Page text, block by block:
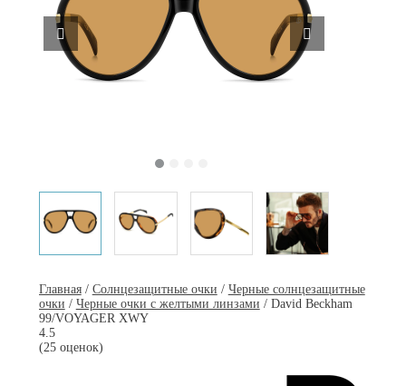
Главная/ Солнцезащитные очки / Черные солнцезащитные
очки / Черные очки с желтыми линзами / David Beckham
99/VOYAGER XWY
4.5
(25 оценок)